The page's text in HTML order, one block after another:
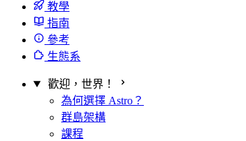
教學
指南
參考
生態系
歡迎，世界！
為何選擇 Astro？
群島架構
課程